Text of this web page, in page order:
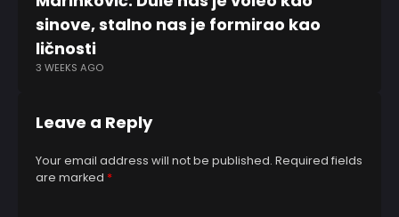
sinove, stalno nas je formirao kao
ličnosti
3 WEEKS AGO
Leave a Reply
Your email address will not be published. Required fields
are marked *